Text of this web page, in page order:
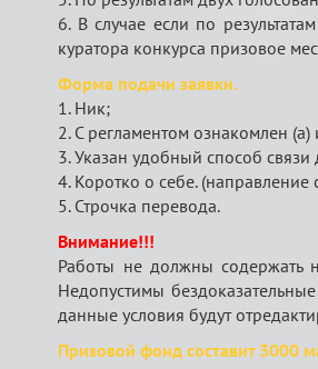
6. В случае если по
куратора конкурса призовое
Форма подачи заявки.
1. Ник;
2. С регламентом ознакомлен (а)
3. Указан удобный способ связи
4. Коротко о себе.
5. Строчка перевода.
Внимание!!!
Работы не должны содержать
Недопустимы
данные условия будут
Призовой фонд составит 3000